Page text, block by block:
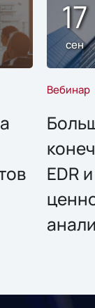
17
сен
Вебинар
EDR